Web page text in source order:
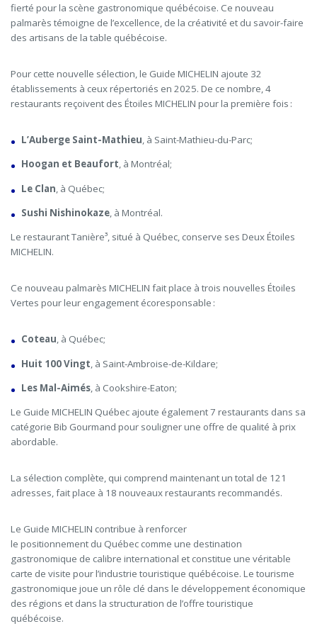
fierté pour la scène gastronomique québécoise. Ce nouveau
palmarès témoigne de l’excellence, de la créativité et du savoir-faire
des artisans de la table québécoise.
Pour cette nouvelle sélection, le Guide MICHELIN ajoute 32
établissements à ceux répertoriés en 2025. De ce nombre, 4
restaurants reçoivent des Étoiles MICHELIN pour la première fois :
L’Auberge Saint-Mathieu, à Saint-Mathieu-du-Parc;
Hoogan et Beaufort, à Montréal;
Le Clan, à Québec;
Sushi Nishinokaze, à Montréal.
Le restaurant Tanière³, situé à Québec, conserve ses Deux Étoiles
MICHELIN.
Ce nouveau palmarès MICHELIN fait place à trois nouvelles Étoiles
Vertes pour leur engagement écoresponsable :
Coteau, à Québec;
Huit 100 Vingt, à Saint-Ambroise-de-Kildare;
Les Mal-Aimés, à Cookshire-Eaton;
Le Guide MICHELIN Québec ajoute également 7 restaurants dans sa
catégorie Bib Gourmand pour souligner une offre de qualité à prix
abordable.
La sélection complète, qui comprend maintenant un total de 121
adresses, fait place à 18 nouveaux restaurants recommandés.
Le Guide MICHELIN contribue à renforcer
le positionnement du Québec comme une destination
gastronomique de calibre international et constitue une véritable
carte de visite pour l’industrie touristique québécoise. Le tourisme
gastronomique joue un rôle clé dans le développement économique
des régions et dans la structuration de l’offre touristique
québécoise.